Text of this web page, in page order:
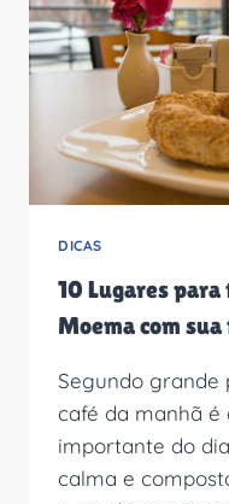
BEBÊS!
DICAS
10 Lugares para
Moema com
Segundo grande
café da manhã é
importante do
calma e